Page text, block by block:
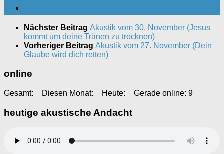
Nächster Beitrag Akustik vom 30. November (Jesus
kommt um deine Tränen zu trocknen)
Vorheriger Beitrag Akustik vom 27. November (Dein
Glaube wird dich retten)
online
Gesamt: Diesen Monat: Heute: Gerade online: 9
heutige akustische Andacht